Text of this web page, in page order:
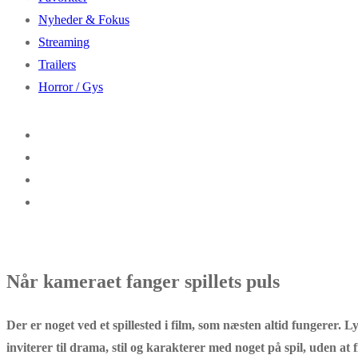
Nyheder & Fokus
Streaming
Trailers
Horror / Gys
Når kameraet fanger spillets puls
Der er noget ved et spillested i film, som næsten altid fungerer.
inviterer til drama, stil og karakterer med noget på spil, uden